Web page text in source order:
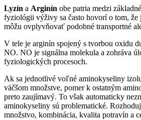
Lyzín a Arginín obe patria medzi
fyziológii výživy sa často hovorí o tom,
môžu ovplyvňovať podobné transportné
V tele je arginín spojený s tvorbou oxidu
NO. NO je signálna molekula a zohráva
fyziologických procesoch.
Ak sa jednotlivé voľné aminokyseliny
väčšom množstve, pomer k ostatným
preto zaujímavý. To však automaticky
aminokyseliny sú problematické.
množstvo, kombinácia, kvalita potravín a